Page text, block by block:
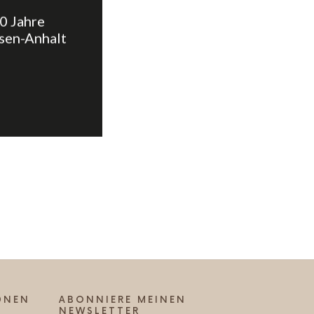
Jahre
Anhalt
ABONNIERE MEINEN
NEWSLETTER